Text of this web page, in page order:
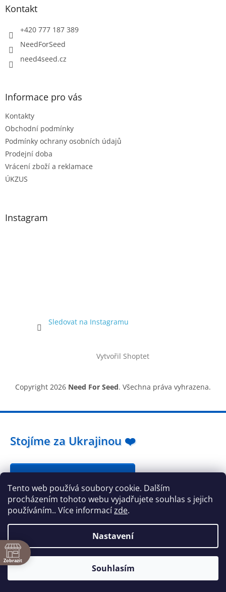
Tento web používá soubory cookie. Dalším
procházením tohoto webu vyjadřujete souhlas s jejich
používáním.. Více informacízde.
Nastavení
Souhlasím
Kontakt
+420 777 187 389
NeedForSeed
need4seed.cz
Informace pro vás
Kontakty
Obchodní podmínky
Podmínky ochrany osobních údajů
Prodejní doba
Vrácení zboží a reklamace
ÚKZUS
Instagram
Sledovat na Instagramu
Vytvořil Shoptet
Copyright 2026 Need For Seed. Všechna práva vyhrazena.
Zobrazit
Stojíme za Ukrajinou ❤️